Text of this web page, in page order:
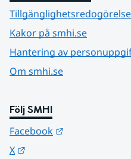
Tillgänglighetsredogörelse
Kakor på smhi.se
Hantering av
Om smhi.se
Följ SMHI
Facebook
X